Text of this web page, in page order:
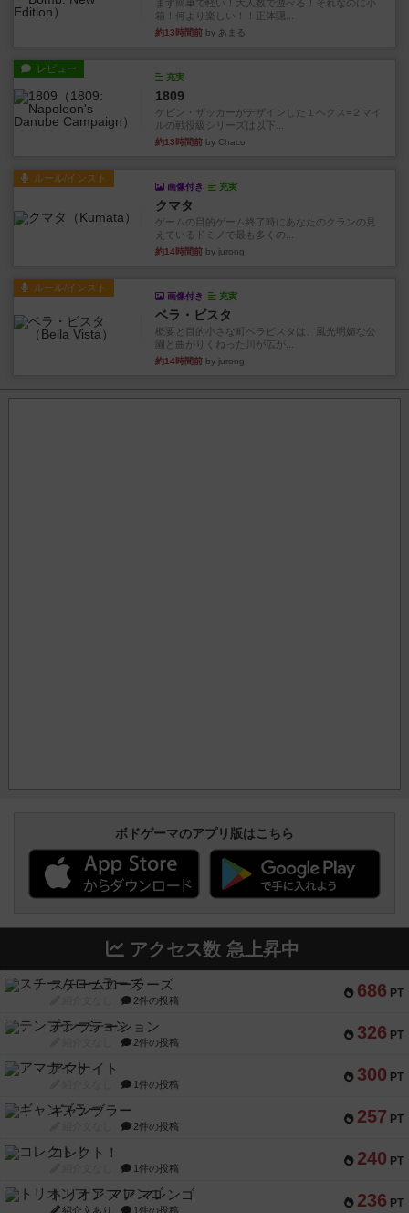
まず簡単で軽い！大人数で遊べる！それなのに小
箱！何より楽しい！！正体隠...
約13時間前 by あまる
レビュー
充実
1809
ケビン・ザッカーがデザインした１ヘクス=２マイ
ルの戦役級シリーズは以下...
約13時間前 by Chaco
ルール/インスト
画像付き 充実
クマタ
ゲームの目的ゲーム終了時にあなたのクランの見
えているドミノで最も多くの...
約14時間前 by jurong
ルール/インスト
画像付き 充実
ベラ・ビスタ
概要と目的小さな町ベラビスタは、風光明媚な公
園と曲がりくねった川が広が...
約14時間前 by jurong
ボドゲーマのアプリ版はこちら
アクセス数 急上昇中
686 PT
スチームローラーズ
2件の投稿
326 PT
テンプテーション
2件の投稿
300 PT
アマナイト
1件の投稿
257 PT
ギャンブラー
2件の投稿
240 PT
コレクト！
1件の投稿
236 PT
トリオンフ ア マレンゴ
紹介文あり 1件の投稿